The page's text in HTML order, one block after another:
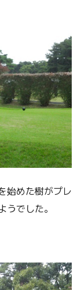
始めた樹がプレ
でした。